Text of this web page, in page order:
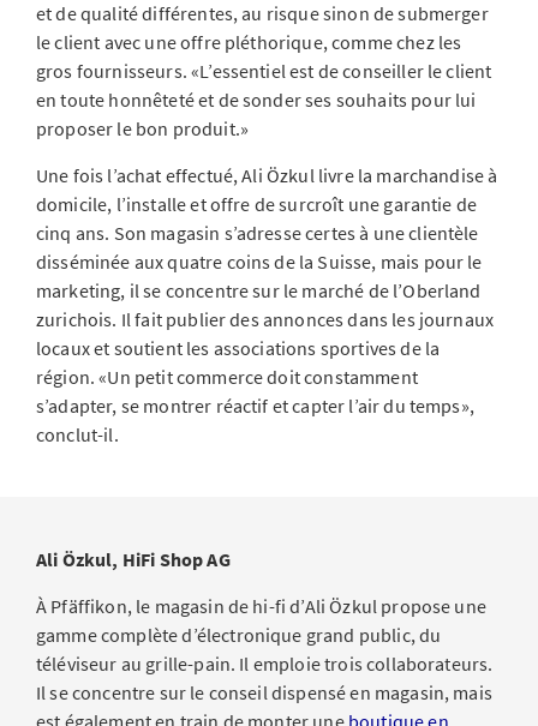
et de qualité différentes, au risque sinon de submerger
le client avec une offre pléthorique, comme chez les
gros fournisseurs. «L’essentiel est de conseiller le client
en toute honnêteté et de sonder ses souhaits pour lui
proposer le bon produit.»
Une fois l’achat effectué, Ali Özkul livre la marchandise à
domicile, l’installe et offre de surcroît une garantie de
cinq ans. Son magasin s’adresse certes à une clientèle
disséminée aux quatre coins de la Suisse, mais pour le
marketing, il se concentre sur le marché de l’Oberland
zurichois. Il fait publier des annonces dans les journaux
locaux et soutient les associations sportives de la
région. «Un petit commerce doit constamment
s’adapter, se montrer réactif et capter l’air du temps»,
conclut-il.
Ali Özkul, HiFi Shop AG
À Pfäffikon, le magasin de hi-fi d’Ali Özkul propose une
gamme complète d’électronique grand public, du
téléviseur au grille-pain. Il emploie trois collaborateurs.
Il se concentre sur le conseil dispensé en magasin, mais
est également en train de monter une boutique en